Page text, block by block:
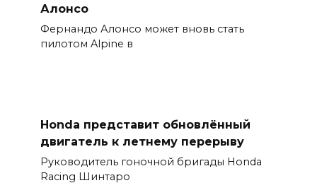
Алонсо
Фернандо Алонсо может вновь стать
пилотом Alpine в
Honda представит обновлённый
двигатель к летнему перерыву
Руководитель гоночной бригады Honda
Racing Шинтаро